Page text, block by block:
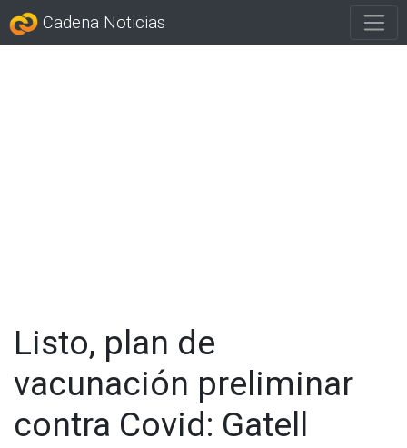
Cadena Noticias
Listo, plan de
vacunación preliminar
contra Covid: Gatell